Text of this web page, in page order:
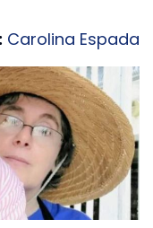
Carolina Espada